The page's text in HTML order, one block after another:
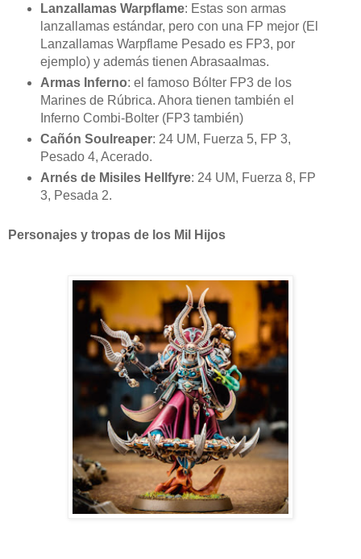
Lanzallamas Warpflame: Estas son armas
lanzallamas estándar, pero con una FP mejor (El
Lanzallamas Warpflame Pesado es FP3, por
ejemplo) y además tienen Abrasaalmas.
Armas Inferno: el famoso Bólter FP3 de los
Marines de Rúbrica. Ahora tienen también el
Inferno Combi-Bolter (FP3 también)
Cañón Soulreaper: 24 UM, Fuerza 5, FP 3,
Pesado 4, Acerado.
Arnés de Misiles Hellfyre: 24 UM, Fuerza 8, FP
3, Pesada 2.
Personajes y tropas de los Mil Hijos